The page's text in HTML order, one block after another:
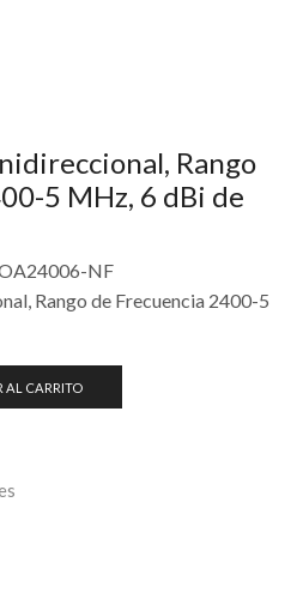
Rango
5 MHz, 6 dBi de
NF
Rango de Frecuencia 2400-5
AL CARRITO